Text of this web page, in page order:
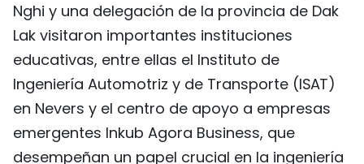
Nghi y una delegación de la provincia de Dak
Lak visitaron importantes instituciones
educativas, entre ellas el Instituto de
Ingeniería Automotriz y de Transporte (ISAT)
en Nevers y el centro de apoyo a empresas
emergentes Inkub Agora Business, que
desempeñan un papel crucial en la ingeniería